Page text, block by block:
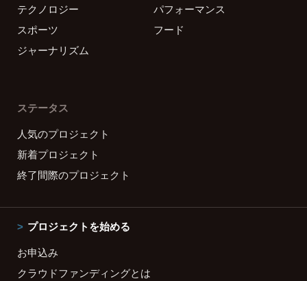
テクノロジー
パフォーマンス
スポーツ
フード
ジャーナリズム
ステータス
人気のプロジェクト
新着プロジェクト
終了間際のプロジェクト
プロジェクトを始める
お申込み
クラウドファンディングとは